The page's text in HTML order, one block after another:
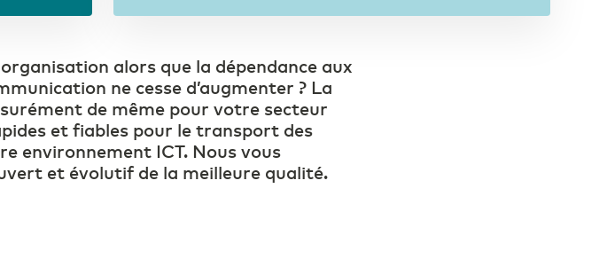
alors que la dépendance aux
ne cesse d’augmenter ? La
de même pour votre secteur
et fiables pour le transport des
environnement ICT. Nous vous
et évolutif de la meilleure qualité.